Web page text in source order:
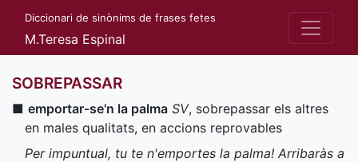
Diccionari de sinònims de frases fetes
M.Teresa Espinal
SOBREPASSAR
■ emportar-se'n la palma SV, sobrepassar els altres
en males qualitats, en accions reprovables
Per impuntual, tu te n'emportes la palma! Arribaràs a